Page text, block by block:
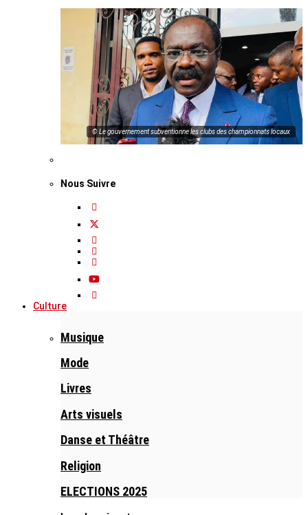
© Le gouvernement subventionne les clubs des championnats locaux
Nous Suivre
Culture
Musique
Mode
Livres
Arts visuels
Danse et Théâtre
Religion
ELECTIONS 2025